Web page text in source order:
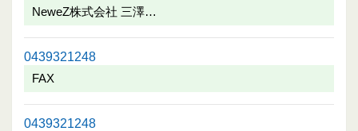
NeweZ株式会社 三澤…
0439321248
FAX
0439321248